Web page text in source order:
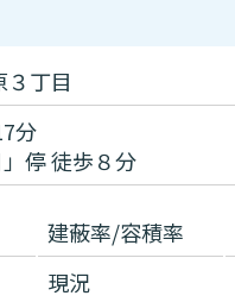
３丁目
分
停 徒歩８分
建蔽率/容積率
現況